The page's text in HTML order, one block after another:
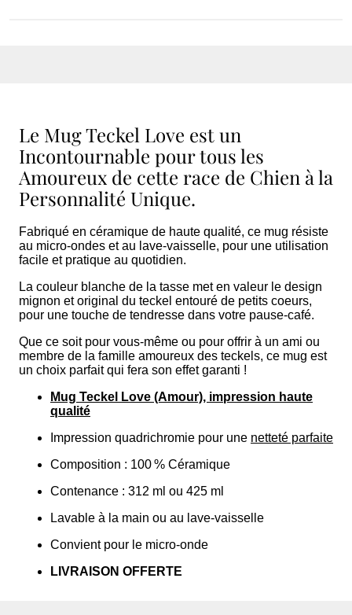
Le Mug Teckel Love est un
Incontournable pour tous les
Amoureux de cette race de Chien à la
Personnalité Unique.
Fabriqué en céramique de haute qualité, ce mug résiste
au micro-ondes et au lave-vaisselle, pour une utilisation
facile et pratique au quotidien.
La couleur blanche de la tasse met en valeur le design
mignon et original du teckel entouré de petits coeurs,
pour une touche de tendresse dans votre pause-café.
Que ce soit pour vous-même ou pour offrir à un ami ou
membre de la famille amoureux des teckels, ce mug est
un choix parfait qui fera son effet garanti !
Mug Teckel Love (Amour), impression haute
qualité
Impression quadrichromie pour une netteté parfaite
Composition : 100 % Céramique
Contenance : 312 ml ou 425 ml
Lavable à la main ou au lave-vaisselle
Convient pour le micro-onde
LIVRAISON OFFERTE